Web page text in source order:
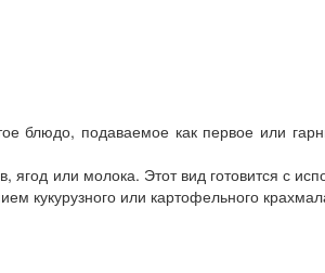
блюдо, подаваемое как первое или
или молока. Этот вид готовится с
кукурузного или картофельного